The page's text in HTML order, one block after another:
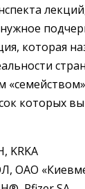
которая
которых
KRKA
ОАО